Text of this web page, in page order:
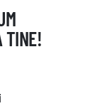
TINE!